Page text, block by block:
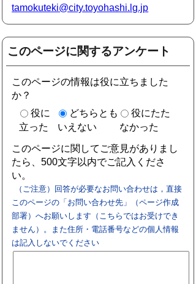
tamokuteki@city.toyohashi.lg.jp
このページに関するアンケート
このページの情報は役に立ちました
か？
役に
立った
どちらとも
いえない
役にたた
なかった
このページに関してご意見がありまし
たら、500文字以内でご記入くださ
い。
（ご注意）回答が必要なお問い合わせは，直接
このページの「お問い合わせ先」（ページ作成
部署）へお願いします（こちらではお受けでき
ません）。また住所・電話番号などの個人情報
は記入しないでください